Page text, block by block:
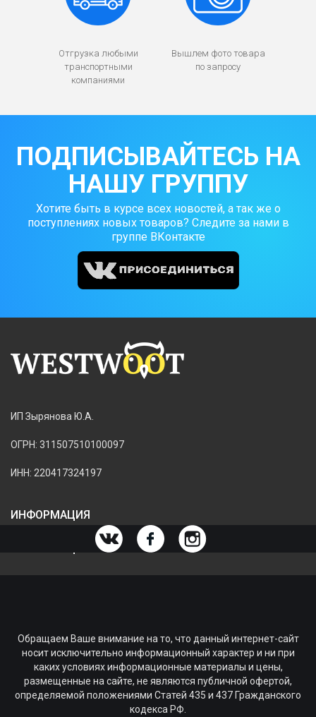
Отгрузка любыми
транспортными
компаниями
Вышлем фото товара
по запросу
ПОДПИСЫВАЙТЕСЬ НА
НАШУ ГРУППУ
Хотите быть в курсе всех новостей, а так же о
поступлениях новых товаров? Следите за нами в
группе ВКонтакте
ИП Зырянова Ю.А.
ОГРН: 311507510100097
ИНН: 220417324197
ИНФОРМАЦИЯ
ИНФОРМАЦИЯ О МАГАЗИНЕ
Обращаем Ваше внимание на то, что данный интернет-сайт
носит исключительно информационный характер и ни при
каких условиях информационные материалы и цены,
размещенные на сайте, не являются публичной офертой,
определяемой положениями Статей 435 и 437 Гражданского
кодекса РФ.